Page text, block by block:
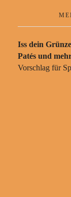
Iss dein
Patés und
Vorschlag für